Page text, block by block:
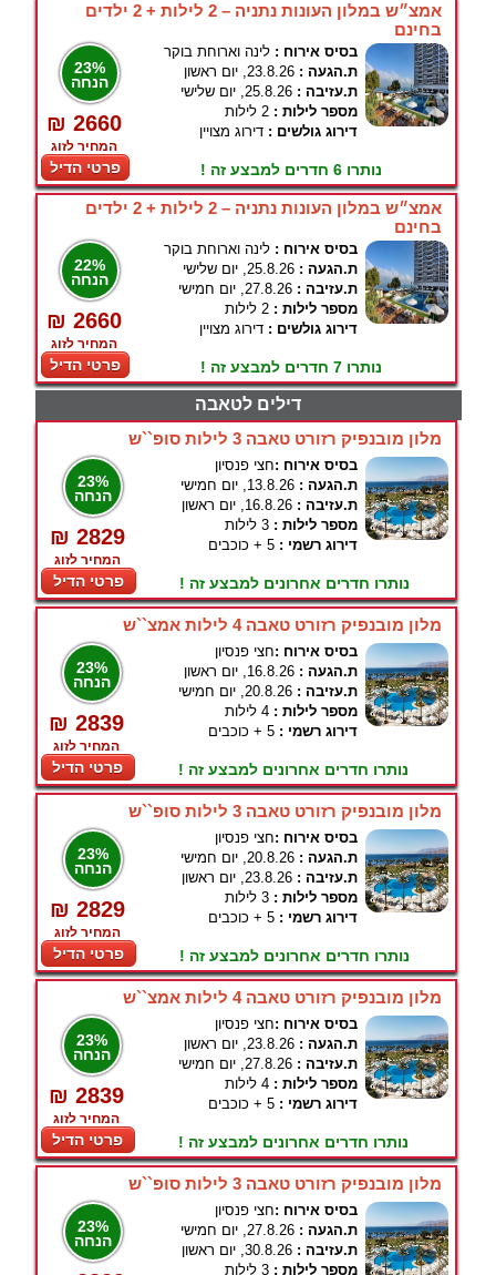
אמצ״ש במלון העונות נתניה – 2 לילות + 2 ילדים
בחינם
23%
הנחה
₪ 2660
המחיר לזוג
פרטי הדיל
בסיס אירוח : לינה וארוחת בוקר
ת.הגעה : 23.8.26, יום ראשון
ת.עזיבה : 25.8.26, יום שלישי
מספר לילות : 2 לילות
דירוג גולשים : דירוג מצויין
נותרו 6 חדרים למבצע זה !
אמצ״ש במלון העונות נתניה – 2 לילות + 2 ילדים
בחינם
22%
הנחה
₪ 2660
המחיר לזוג
פרטי הדיל
בסיס אירוח : לינה וארוחת בוקר
ת.הגעה : 25.8.26, יום שלישי
ת.עזיבה : 27.8.26, יום חמישי
מספר לילות : 2 לילות
דירוג גולשים : דירוג מצויין
נותרו 7 חדרים למבצע זה !
דילים לטאבה
מלון מובנפיק רזורט טאבה 3 לילות סופ``ש
23%
הנחה
₪ 2829
המחיר לזוג
פרטי הדיל
בסיס אירוח :חצי פנסיון
ת.הגעה : 13.8.26, יום חמישי
ת.עזיבה : 16.8.26, יום ראשון
מספר לילות : 3 לילות
דירוג רשמי : 5 + כוכבים
נותרו חדרים אחרונים למבצע זה !
מלון מובנפיק רזורט טאבה 4 לילות אמצ``ש
23%
הנחה
₪ 2839
המחיר לזוג
פרטי הדיל
בסיס אירוח :חצי פנסיון
ת.הגעה : 16.8.26, יום ראשון
ת.עזיבה : 20.8.26, יום חמישי
מספר לילות : 4 לילות
דירוג רשמי : 5 + כוכבים
נותרו חדרים אחרונים למבצע זה !
מלון מובנפיק רזורט טאבה 3 לילות סופ``ש
23%
הנחה
₪ 2829
המחיר לזוג
פרטי הדיל
בסיס אירוח :חצי פנסיון
ת.הגעה : 20.8.26, יום חמישי
ת.עזיבה : 23.8.26, יום ראשון
מספר לילות : 3 לילות
דירוג רשמי : 5 + כוכבים
נותרו חדרים אחרונים למבצע זה !
מלון מובנפיק רזורט טאבה 4 לילות אמצ``ש
23%
הנחה
₪ 2839
המחיר לזוג
פרטי הדיל
בסיס אירוח :חצי פנסיון
ת.הגעה : 23.8.26, יום ראשון
ת.עזיבה : 27.8.26, יום חמישי
מספר לילות : 4 לילות
דירוג רשמי : 5 + כוכבים
נותרו חדרים אחרונים למבצע זה !
מלון מובנפיק רזורט טאבה 3 לילות סופ``ש
23%
הנחה
בסיס אירוח :חצי פנסיון
ת.הגעה : 27.8.26, יום חמישי
ת.עזיבה : 30.8.26, יום ראשון
מספר לילות : 3 לילות